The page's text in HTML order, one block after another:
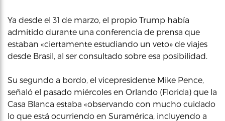
Ya desde el 31 de marzo, el propio Trump había
admitido durante una conferencia de prensa que
estaban «ciertamente estudiando un veto» de viajes
desde Brasil, al ser consultado sobre esa posibilidad.
Su segundo a bordo, el vicepresidente Mike Pence,
señaló el pasado miércoles en Orlando (Florida) que la
Casa Blanca estaba «observando con mucho cuidado
lo que está ocurriendo en Suramérica, incluyendo a